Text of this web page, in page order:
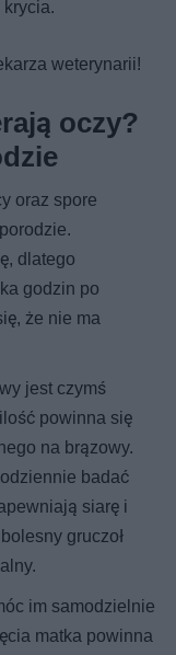
weterynarii!
oczy?
oraz spore
dlatego
godzin po
że nie ma
jest czymś
powinna się
na brązowy.
badać
siarę i
gruczoł
im samodzielnie
matka powinna